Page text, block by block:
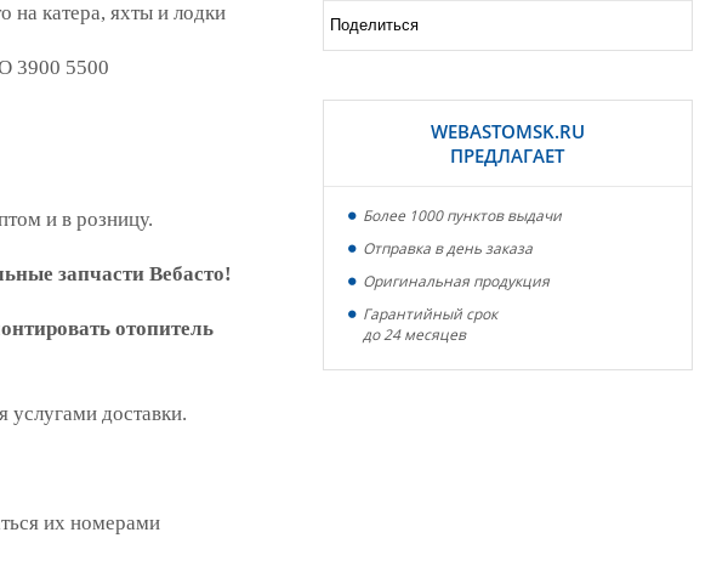
Поделиться
WEBASTOMSK.RU
ПРЕДЛАГАЕТ
Более 1000 пунктов выдачи
Отправка в день заказа
Оригинальная продукция
Гарантийный срок
до 24 месяцев
на катера, яхты и лодки
3900 5500
и в розницу.
запчасти Вебасто!
отопитель
услугами доставки.
их номерами